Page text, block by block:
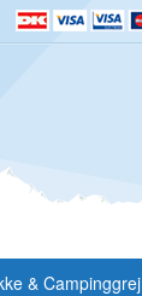
& Campinggrej